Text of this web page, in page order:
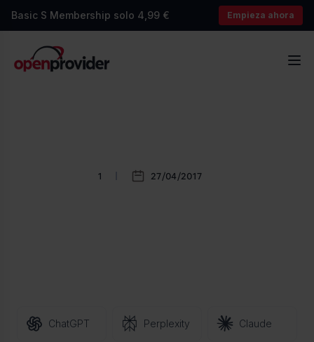
Basic S Membership solo 4,99 € Empieza ahora
OpenProvider
1 27/04/2017
ChatGPT Perplexity Claude